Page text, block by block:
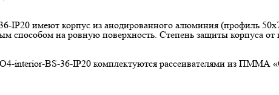
IP20 имеют корпус из анодированного алюминия (профиль
способом на ровную поверхность. Степень защиты корпуса
interior-BS-36-IP20 комплектуются рассеивателями из ПММА